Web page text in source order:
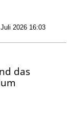
2026 16:03
das